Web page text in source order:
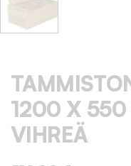
1200 X
VIHREÄ